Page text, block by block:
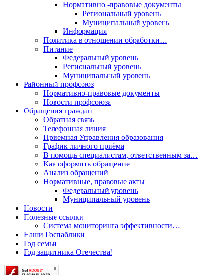
Нормативно -правовые документы
Региональный уровень
Муниципальный уровень
Информация
Политика в отношении обработки…
Питание
Федеральный уровень
Региональный уровень
Муниципальный уровень
Районный профсоюз
Нормативно-правовые документы
Новости профсоюза
Обращения граждан
Обратная связь
Телефонная линия
Приемная Управления образования
График личного приёма
В помощь специалистам, ответственным за…
Как оформить обращение
Анализ обращений
Нормативные, правовые акты
Федеральный уровень
Муниципальный уровень
Новости
Полезные ссылки
Система мониторинга эффективности…
Наши Госпаблики
Год семьи
Год защитника Отечества!